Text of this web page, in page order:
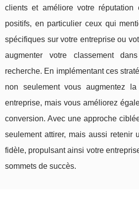
clients et améliore votre
positifs, en particulier ceux qui
spécifiques sur votre entreprise ou
augmenter votre classement
recherche. En implémentant ces
non seulement vous augmentez
entreprise, mais vous améliorez
conversion. Avec une approche
seulement attirer, mais aussi retenir
fidèle, propulsant ainsi votre
sommets de succès.